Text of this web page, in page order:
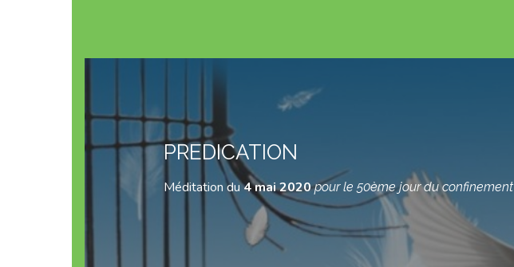
PREDICATION
Méditation du4 mai 2020 pour le 50ème jour du confinement